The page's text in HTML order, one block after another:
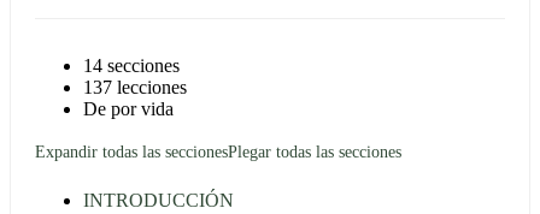
14 secciones
137 lecciones
De por vida
Expandir todas las seccionesPlegar todas las secciones
INTRODUCCIÓN